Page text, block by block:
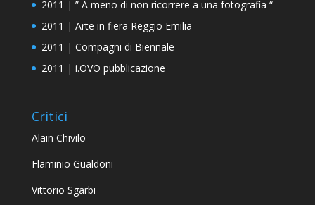
2011 | ” A meno di non ricorrere a una fotografia “
2011 | Arte in fiera Reggio Emilia
2011 | Compagni di Biennale
2011 | i.OVO pubblicazione
Critici
Alain Chivilo
Flaminio Gualdoni
Vittorio Sgarbi